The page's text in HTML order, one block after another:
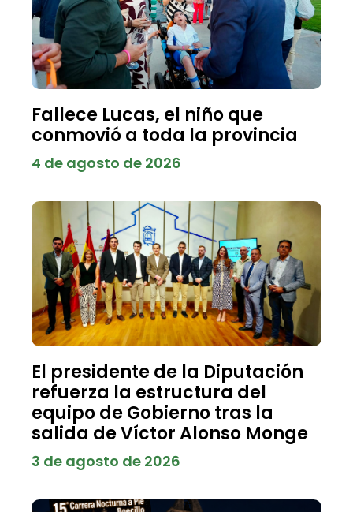
Fallece Lucas, el niño que
conmovió a toda la provincia
4 de agosto de 2026
El presidente de la Diputación
refuerza la estructura del
equipo de Gobierno tras la
salida de Víctor Alonso Monge
3 de agosto de 2026